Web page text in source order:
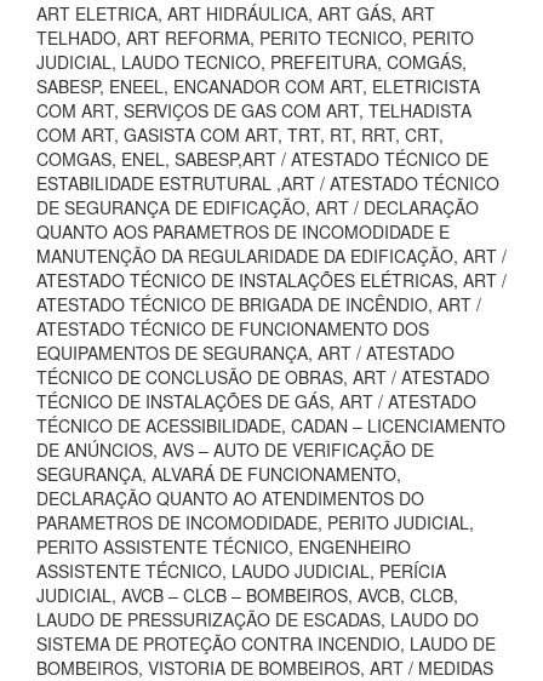
ART ELETRICA, ART HIDRÁULICA, ART GÁS, ART
TELHADO, ART REFORMA, PERITO TECNICO, PERITO
JUDICIAL, LAUDO TECNICO, PREFEITURA, COMGÁS,
SABESP, ENEEL, ENCANADOR COM ART, ELETRICISTA
COM ART, SERVIÇOS DE GAS COM ART, TELHADISTA
COM ART, GASISTA COM ART, TRT, RT, RRT, CRT,
COMGAS, ENEL, SABESP,ART / ATESTADO TÉCNICO DE
ESTABILIDADE ESTRUTURAL ,ART / ATESTADO TÉCNICO
DE SEGURANÇA DE EDIFICAÇÃO, ART / DECLARAÇÃO
QUANTO AOS PARAMETROS DE INCOMODIDADE E
MANUTENÇÃO DA REGULARIDADE DA EDIFICAÇÃO, ART /
ATESTADO TÉCNICO DE INSTALAÇÕES ELÉTRICAS, ART /
ATESTADO TÉCNICO DE BRIGADA DE INCÊNDIO, ART /
ATESTADO TÉCNICO DE FUNCIONAMENTO DOS
EQUIPAMENTOS DE SEGURANÇA, ART / ATESTADO
TÉCNICO DE CONCLUSÃO DE OBRAS, ART / ATESTADO
TÉCNICO DE INSTALAÇÕES DE GÁS, ART / ATESTADO
TÉCNICO DE ACESSIBILIDADE, CADAN – LICENCIAMENTO
DE ANÚNCIOS, AVS – AUTO DE VERIFICAÇÃO DE
SEGURANÇA, ALVARÁ DE FUNCIONAMENTO,
DECLARAÇÃO QUANTO AO ATENDIMENTOS DO
PARAMETROS DE INCOMODIDADE, PERITO JUDICIAL,
PERITO ASSISTENTE TÉCNICO, ENGENHEIRO
ASSISTENTE TÉCNICO, LAUDO JUDICIAL, PERÍCIA
JUDICIAL, AVCB – CLCB – BOMBEIROS, AVCB, CLCB,
LAUDO DE PRESSURIZAÇÃO DE ESCADAS, LAUDO DO
SISTEMA DE PROTEÇÃO CONTRA INCENDIO, LAUDO DE
BOMBEIROS, VISTORIA DE BOMBEIROS, ART / MEDIDAS